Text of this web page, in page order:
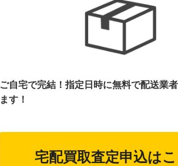
ご自宅で完結！指定日時に無料で配送業
ます！
宅配買取査定申込は